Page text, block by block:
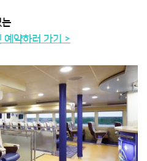
는
예약하러 가기 >